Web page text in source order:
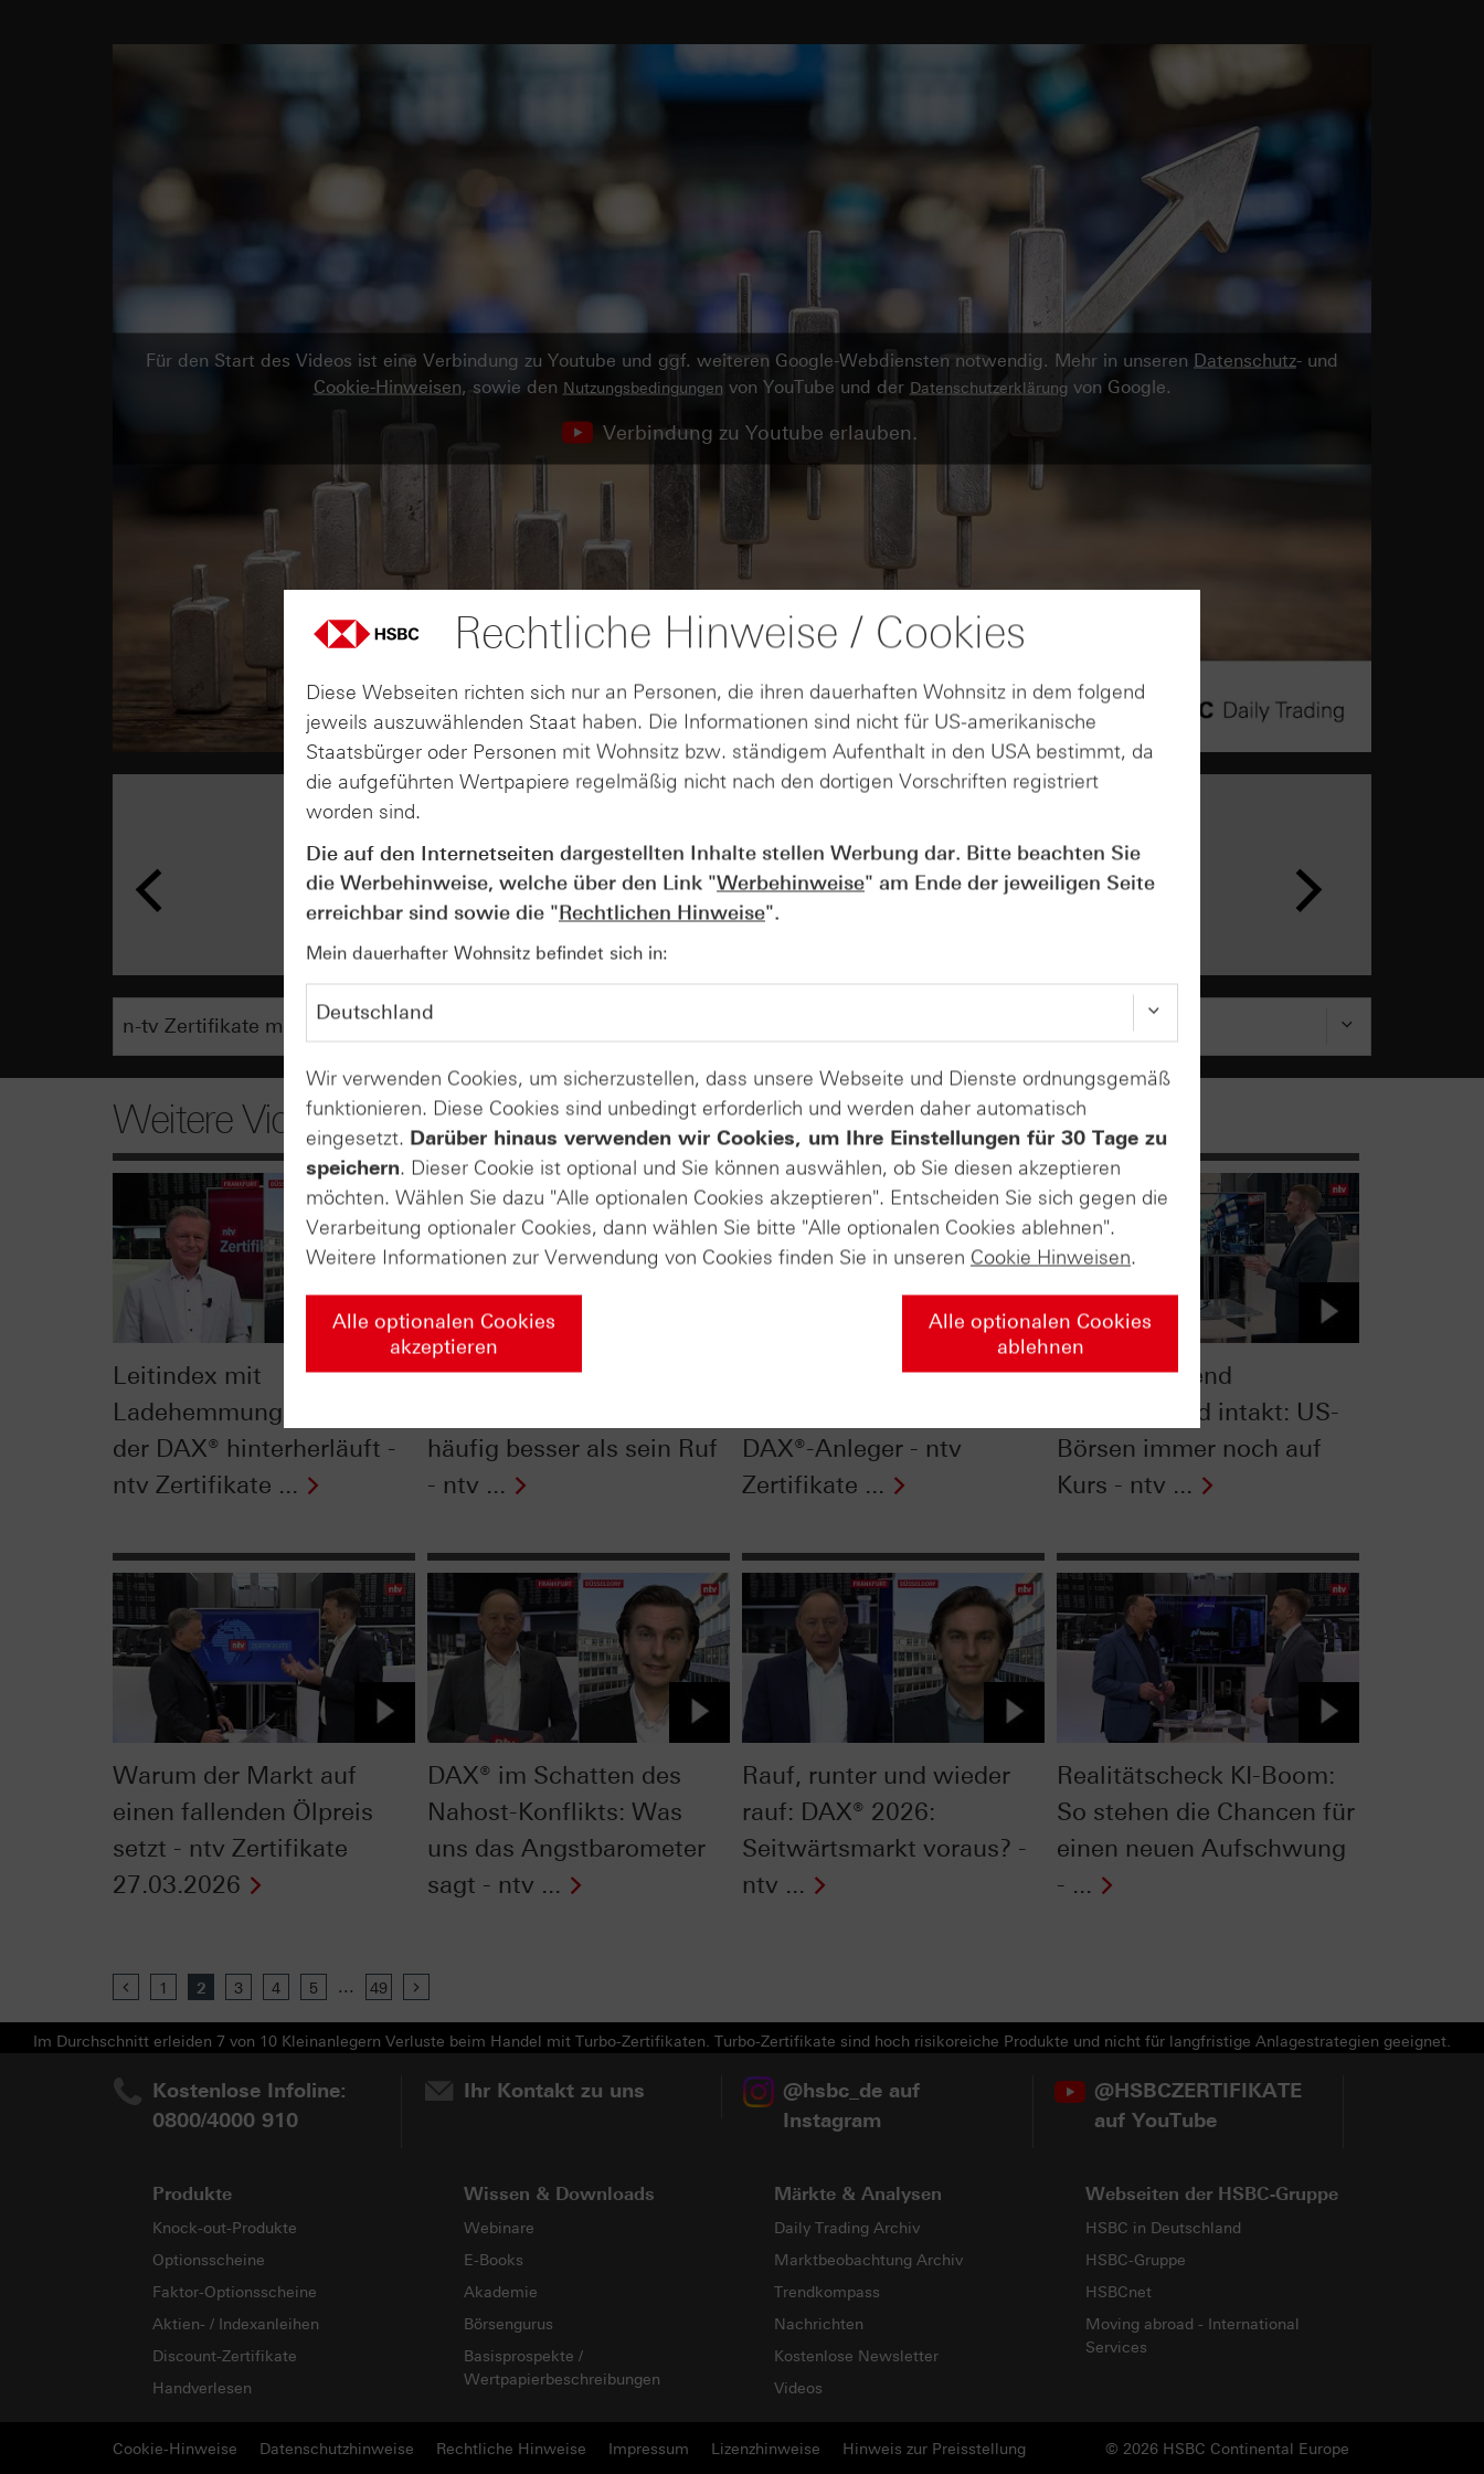
Für den Start des Videos ist eine Verbindung zu Youtube und ggf. weiteren Google-Webdiensten notwendig. Mehr in unseren Datenschutz- und
Cookie-Hinweisen, sowie den Nutzungsbedingungen von YouTube und der Datenschutzerklärung von Google.
Verbindung zu Youtube erlauben.
AUGUST
07
Wie lange bleibt der DAX® in
Rekordlaune? - ntv Zertifikate
07.08.26
Weitere Videos
Leitindex mit
Ladehemmung: Warum
der DAX® hinterherläuft -
ntv Zertifikate ...
„Sell in May and go
häufig besser als sein Ruf
- ntv ...
Dividendensaison 2026:
DAX®-Anleger - ntv
Zertifikate ...
Langfrist-Trend
überraschend intakt: US-
Börsen immer noch auf
Kurs - ntv ...
Warum der Markt auf
einen fallenden Ölpreis
setzt - ntv Zertifikate
27.03.2026
DAX® im Schatten des
Nahost-Konflikts: Was
uns das Angstbarometer
sagt - ntv ...
Rauf, runter und wieder
rauf: DAX® 2026:
Seitwärtsmarkt voraus? -
ntv ...
Realitätscheck KI-Boom:
So stehen die Chancen für
einen neuen Aufschwung
- ...
Previous
1 2 3 4 5 ... 49
Im Durchschnitt erleiden 7 von 10 Kleinanlegern Verluste beim Handel mit Turbo-Zertifikaten. Turbo-Zertifikate sind hoch risikoreiche Produkte und nicht für langfristige Anlagestrategien geeignet.
Kostenlose Infoline:
0800/4000 910
Ihr Kontakt zu uns
@hsbc_de auf
Instagram
@HSBCZERTIFIKATE
auf YouTube
Produkte
Knock-out-Produkte
Optionsscheine
Faktor-Optionsscheine
Aktien- / Indexanleihen
Discount-Zertifikate
Handverlesen
Wissen & Downloads
Webinare
E-Books
Akademie
Börsengurus
Basisprospekte /
Wertpapierbeschreibungen
Märkte & Analysen
Daily Trading Archiv
Marktbeobachtung Archiv
Trendkompass
Nachrichten
Kostenlose Newsletter
Videos
Webseiten der HSBC-Gruppe
HSBC in Deutschland
HSBC-Gruppe
HSBCnet
Moving abroad - International
Services
Cookie-Hinweise Datenschutzhinweise Rechtliche Hinweise Impressum Lizenzhinweise © 2026 HSBC Continental Europe
Hinweis zur Preisstellung
Rechtliche Hinweise / Cookies
Diese Webseiten richten sich nur an Personen, die ihren dauerhaften Wohnsitz in dem folgend
jeweils auszuwählenden Staat haben. Die Informationen sind nicht für US-amerikanische
Staatsbürger oder Personen mit Wohnsitz bzw. ständigem Aufenthalt in den USA bestimmt, da
die aufgeführten Wertpapiere regelmäßig nicht nach den dortigen Vorschriften registriert
worden sind.
Die auf den Internetseiten dargestellten Inhalte stellen Werbung dar. Bitte beachten Sie
die Werbehinweise, welche über den Link "Werbehinweise" am Ende der jeweiligen Seite
erreichbar sind sowie die "Rechtlichen Hinweise".
Mein dauerhafter Wohnsitz befindet sich in:
Wir verwenden Cookies, um sicherzustellen, dass unsere Webseite und Dienste ordnungsgemäß
funktionieren. Diese Cookies sind unbedingt erforderlich und werden daher automatisch
eingesetzt. Darüber hinaus verwenden wir Cookies, um Ihre Einstellungen für 30 Tage zu
speichern. Dieser Cookie ist optional und Sie können auswählen, ob Sie diesen akzeptieren
möchten. Wählen Sie dazu "Alle optionalen Cookies akzeptieren". Entscheiden Sie sich gegen die
Verarbeitung optionaler Cookies, dann wählen Sie bitte "Alle optionalen Cookies ablehnen".
Weitere Informationen zur Verwendung von Cookies finden Sie in unseren Cookie Hinweisen.
Alle optionalen Cookies
akzeptieren
Alle optionalen Cookies
ablehnen